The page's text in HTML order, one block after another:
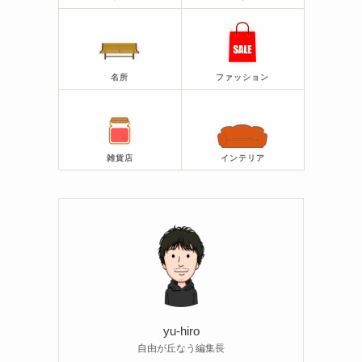
名所 ファッション
雑貨店 インテリア
yu-hiro
自由が丘なう編集長